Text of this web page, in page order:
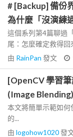
# [Backup] 備份
為什麼「沒演練
這個系列第4篇聊過
尾：怎麼確定救得回
由 RainPan 發文
[OpenCV 學習
(Image Blending)
本文將簡單示範如
的...
由 logohow1020發